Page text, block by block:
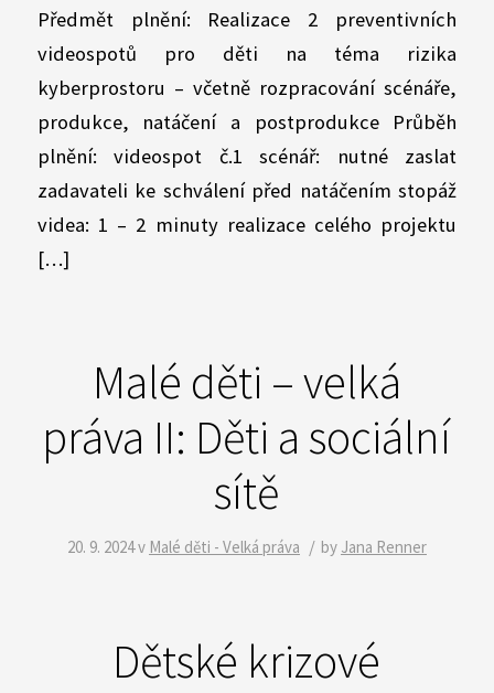
Předmět plnění: Realizace 2 preventivních
videospotů pro děti na téma rizika
kyberprostoru – včetně rozpracování scénáře,
produkce, natáčení a postprodukce Průběh
plnění: videospot č.1 scénář: nutné zaslat
zadavateli ke schválení před natáčením stopáž
videa: 1 – 2 minuty realizace celého projektu
[…]
Malé děti – velká
práva II: Děti a sociální
sítě
20. 9. 2024v Malé děti - Velká práva / by Jana Renner
Dětské krizové